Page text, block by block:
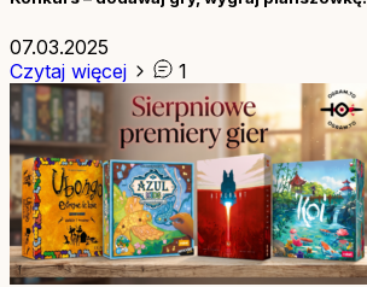
07.03.2025
Czytaj więcej
1